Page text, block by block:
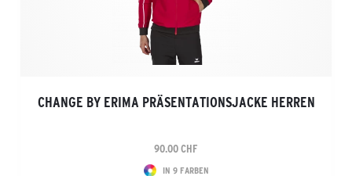
CHANGE BY ERIMA PRÄSENTATIONSJACKE HERREN
90.00 CHF
IN 9 FARBEN